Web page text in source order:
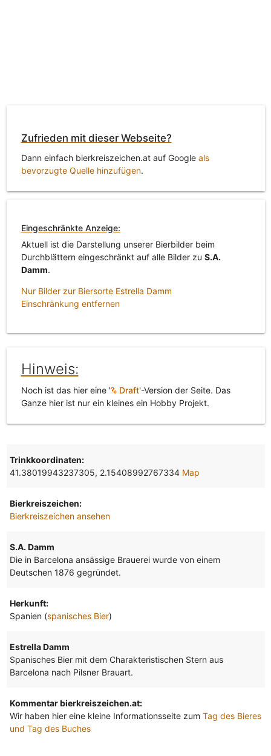
Zufrieden mit dieser Webseite?
Dann einfach bierkreiszeichen.at auf Google als
bevorzugte Quelle hinzufügen.
Eingeschränkte Anzeige:
Aktuell ist die Darstellung unserer Bierbilder beim
Durchblättern eingeschränkt auf alle Bilder zu S.A.
Damm.
Nur Bilder zur Biersorte Estrella Damm
Einschränkung entfernen
Hinweis:
Noch ist das hier eine ' Draft'-Version der Seite. Das
Ganze hier ist nur ein kleines ein Hobby Projekt.
Trinkkoordinaten:
41.38019943237305, 2.15408992767334 Map
Bierkreiszeichen:
Bierkreiszeichen ansehen
S.A. Damm
Die in Barcelona ansässige Brauerei wurde von einem
Deutschen 1876 gegründet.
Herkunft:
Spanien (spanisches Bier)
Estrella Damm
Spanisches Bier mit dem Charakteristischen Stern aus
Barcelona nach Pilsner Brauart.
Kommentar bierkreiszeichen.at:
Wir haben hier eine kleine Informationsseite zum Tag des Bieres
und Tag des Buches